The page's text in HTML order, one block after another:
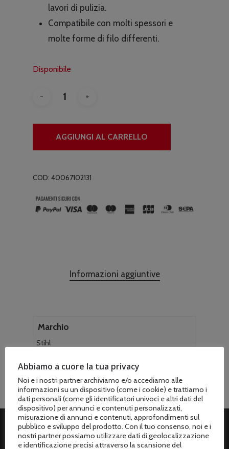
lavori di pulizia.
Compatibile con molti spessori e
molte forme di filo differenti.
Disponibile
AGGIUNGI AL CARRELLO
COD: 40067102131
Informazioni aggiuntive
Marchio
Stihl
ASSISTENZA CLIENTI
Abbiamo a cuore la tua privacy
Noi e i nostri partner archiviamo e/o accediamo alle
informazioni su un dispositivo (come i cookie) e trattiamo i
dati personali (come gli identificatori univoci e altri dati del
dispositivo) per annunci e contenuti personalizzati,
misurazione di annunci e contenuti, approfondimenti sul
pubblico e sviluppo del prodotto. Con il tuo consenso, noi e i
nostri partner possiamo utilizzare dati di geolocalizzazione
e identificazione precisi attraverso la scansione del